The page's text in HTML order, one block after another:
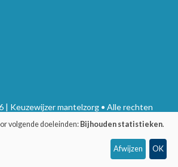
| Keuzewijzer mantelzorg • Alle rechten
voorbehouden
volgende doeleinden: Bijhouden statistieken.
Afwijzen OK